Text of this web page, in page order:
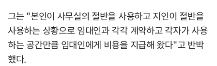
그는 "본인이 사무실의 절반을 사용하고 지인이 절반을
사용하는 상황으로 임대인과 각각 계약하고 각자가 사용
하는 공간만큼 임대인에게 비용을 지급해 왔다"고 반박
했다.